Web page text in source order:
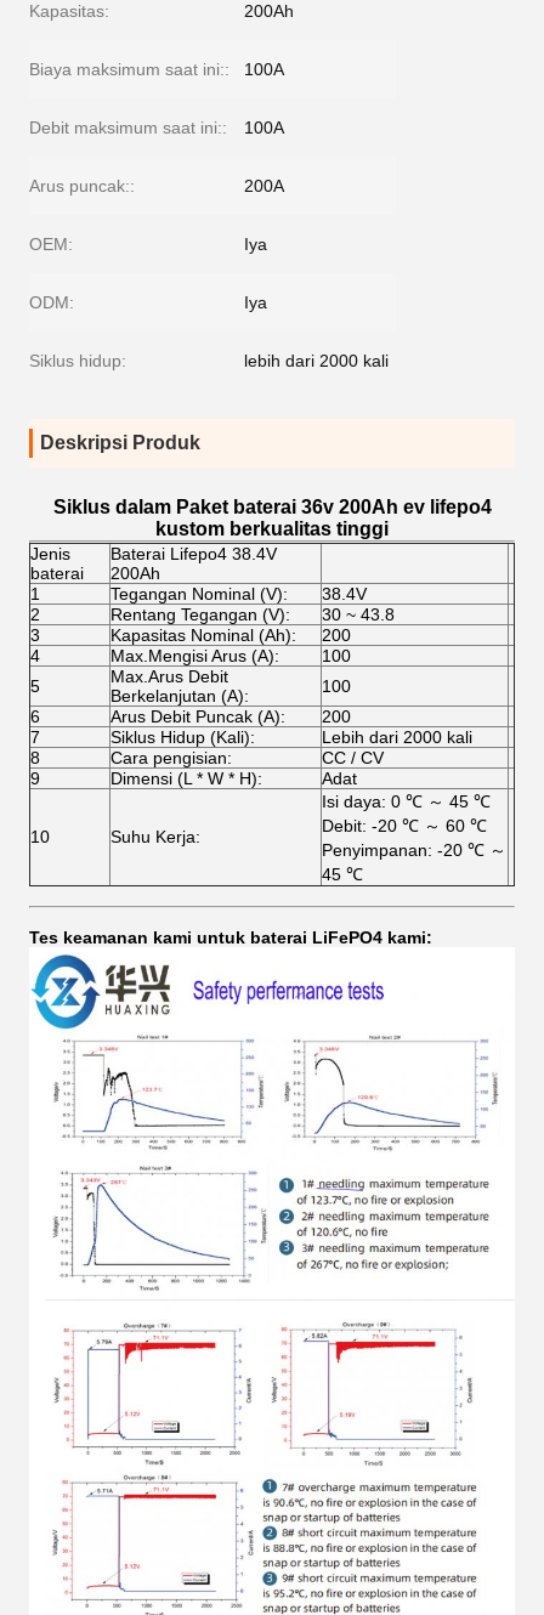
Kapasitas: 200Ah
Biaya maksimum saat ini:: 100A
Debit maksimum saat ini:: 100A
Arus puncak:: 200A
OEM: Iya
ODM: Iya
Siklus hidup: lebih dari 2000 kali
Deskripsi Produk
Siklus dalam Paket baterai 36v 200Ah ev lifepo4
kustom berkualitas tinggi
Jenis
baterai
Baterai Lifepo4 38.4V
200Ah
1
Tegangan Nominal (V):
38.4V
2
Rentang Tegangan (V):
30 ~ 43.8
3
Kapasitas Nominal (Ah):
200
4
Max.Mengisi Arus (A):
100
5
Max.Arus Debit
Berkelanjutan (A):
100
6
Arus Debit Puncak (A):
200
7
Siklus Hidup (Kali):
Lebih dari 2000 kali
8
Cara pengisian:
CC / CV
9
Dimensi (L * W * H): Adat
10 Suhu Kerja:
Isi daya: 0 ℃ ～ 45 ℃
Debit: -20 ℃ ～ 60 ℃
Penyimpanan: -20 ℃ ～
45 ℃
Tes keamanan kami untuk baterai LiFePO4 kami: